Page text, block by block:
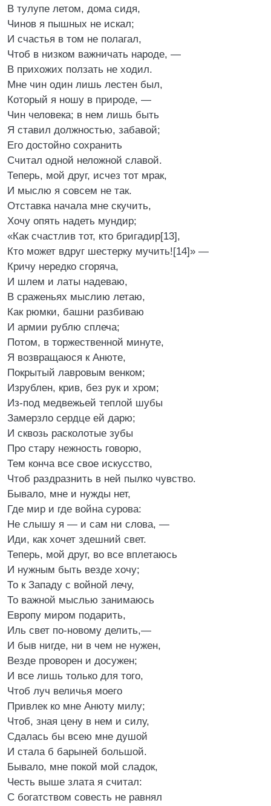
В тулупе летом, дома сидя,
Чинов я пышных не искал;
И счастья в том не полагал,
Чтоб в низком важничать народе, —
В прихожих ползать не ходил.
Мне чин один лишь лестен был,
Который я ношу в природе, —
Чин человека; в нем лишь быть
Я ставил должностью, забавой;
Его достойно сохранить
Считал одной неложной славой.
Теперь, мой друг, исчез тот мрак,
И мыслю я совсем не так.
Отставка начала мне скучить,
Хочу опять надеть мундир;
«Как счастлив тот, кто бригадир[13],
Кто может вдруг шестерку мучить![14]» —
Кричу нередко сгоряча,
И шлем и латы надеваю,
В сраженьях мыслию летаю,
Как рюмки, башни разбиваю
И армии рублю сплеча;
Потом, в торжественной минуте,
Я возвращаюся к Анюте,
Покрытый лавровым венком;
Изрублен, крив, без рук и хром;
Из-под медвежьей теплой шубы
Замерзло сердце ей дарю;
И сквозь расколотые зубы
Про стару нежность говорю,
Тем конча все свое искусство,
Чтоб раздразнить в ней пылко чувство.
Бывало, мне и нужды нет,
Где мир и где война сурова:
Не слышу я — и сам ни слова, —
Иди, как хочет здешний свет.
Теперь, мой друг, во все вплетаюсь
И нужным быть везде хочу;
То к Западу с войной лечу,
То важной мыслью занимаюсь
Европу миром подарить,
Иль свет по-новому делить,—
И быв нигде, ни в чем не нужен,
Везде проворен и досужен;
И все лишь только для того,
Чтоб луч величья моего
Привлек ко мне Анюту милу;
Чтоб, зная цену в нем и силу,
Сдалась бы всею мне душой
И стала б барыней большой.
Бывало, мне покой мой сладок,
Честь выше злата я считал:
С богатством совесть не равнял